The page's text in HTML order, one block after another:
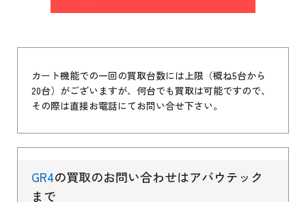
カート機能での一回の買取台数には上限（概ね5台から
20台）がございますが、何台でも買取は可能ですので、
その際は直接お電話にてお問い合せ下さい。
GR4の買取のお問い合わせはアバウテック
まで